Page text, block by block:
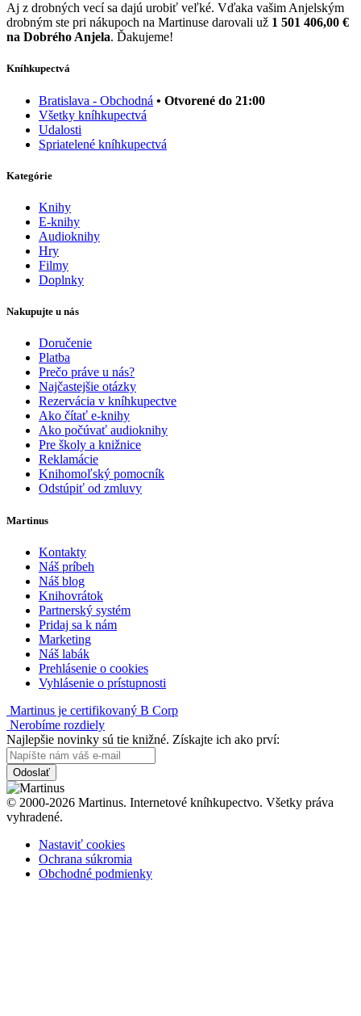
Aj z drobných vecí sa dajú urobiť veľké. Vďaka vašim Anjelským
drobným ste pri nákupoch na Martinuse darovali už 1 501 406,00 €
na Dobrého Anjela. Ďakujeme!
Kníhkupectvá
Bratislava - Obchodná • Otvorené do 21:00
Všetky kníhkupectvá
Udalosti
Spriatelené kníhkupectvá
Kategórie
Knihy
E-knihy
Audioknihy
Hry
Filmy
Doplnky
Nakupujte u nás
Doručenie
Platba
Prečo práve u nás?
Najčastejšie otázky
Rezervácia v kníhkupectve
Ako čítať e-knihy
Ako počúvať audioknihy
Pre školy a knižnice
Reklamácie
Knihomoľský pomocník
Odstúpiť od zmluvy
Martinus
Kontakty
Náš príbeh
Náš blog
Knihovrátok
Partnerský systém
Pridaj sa k nám
Marketing
Náš labák
Prehlásenie o cookies
Vyhlásenie o prístupnosti
Martinus je certifikovaný B Corp
Nerobíme rozdiely
Najlepšie novinky sú tie knižné. Získajte ich ako prví:
Odoslať
© 2000-2026 Martinus. Internetové kníhkupectvo. Všetky práva
vyhradené.
Nastaviť cookies
Ochrana súkromia
Obchodné podmienky